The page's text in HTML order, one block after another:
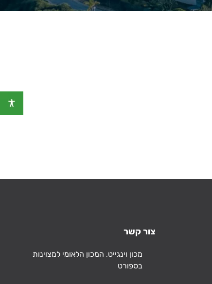
צור קשר
כתובת
מכון וינגייט, המכון הלאומי למצוינות
בספורט